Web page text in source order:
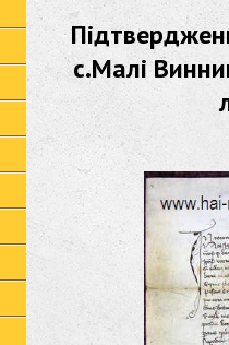
с.Малі